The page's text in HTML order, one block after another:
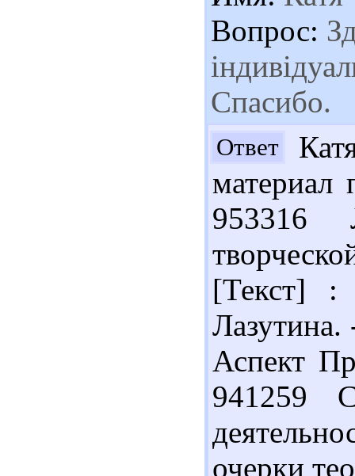
Вопрос:
Спасибо.
Ответ
953316
[Текст]
Аспект
941259
очерки